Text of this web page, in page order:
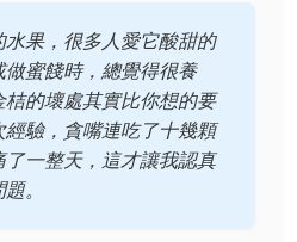
果，很多人愛它酸甜的
蜜餞時，總覺得很養
的壞處其實比你想的要
驗，貪嘴連吃了十幾顆
一整天，這才讓我認真
。